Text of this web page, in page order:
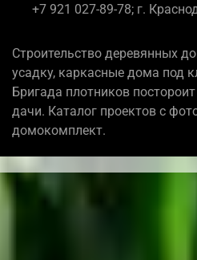
+7 921 027-89-78; г.
Строительство деревянных
усадку, каркасные дома под
Бригада плотников
дачи. Каталог проектов с
домокомплект.